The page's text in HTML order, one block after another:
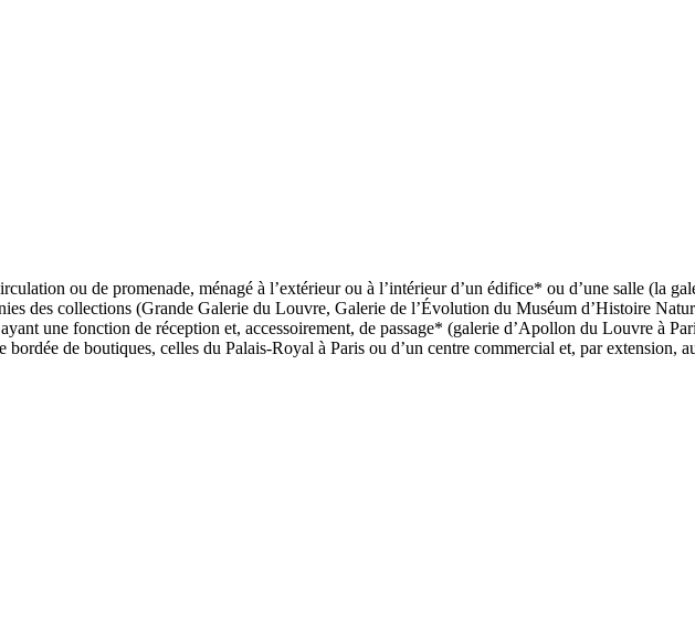
ou de promenade, ménagé à l’extérieur ou à l’intérieur d’un édifice* ou d’une salle (la
des collections (Grande Galerie du Louvre, Galerie de l’Évolution du Muséum d’Histoire
une fonction de réception et, accessoirement, de passage* (galerie d’Apollon du Louvre à
de boutiques, celles du Palais-Royal à Paris ou d’un centre commercial et, par extension,